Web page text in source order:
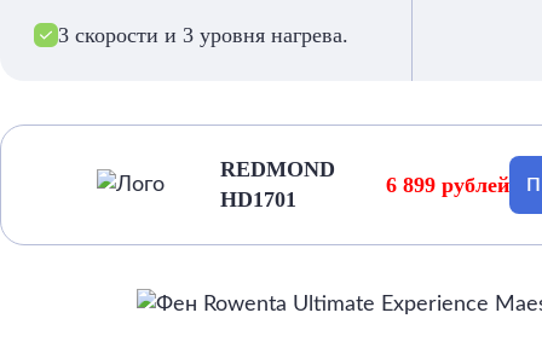
3 скорости и 3 уровня нагрева.
REDMOND
HD1701
6 899 рублей